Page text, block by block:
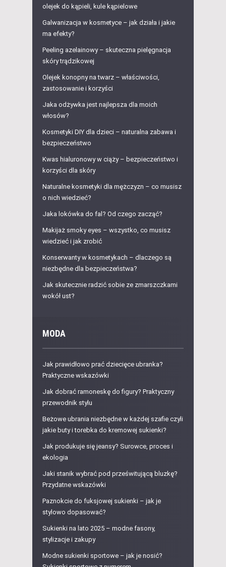
olejek do kąpieli, kule kąpielowe
Galwanizacja w kosmetyce – jak działa i jakie
ma efekty?
Peeling azelainowy – skuteczna pielęgnacja
skóry trądzikowej
Olejek konopny na twarz – właściwości,
zastosowanie i korzyści
Jaka odżywka jest najlepsza dla moich
włosów?
Kosmetyki DIY dla dzieci – naturalna zabawa i
bezpieczeństwo
Kwas hialuronowy w ciąży – bezpieczeństwo i
korzyści dla skóry
Naturalne kosmetyki dla mężczyzn – co musisz
o nich wiedzieć?
Jaka lokówka do fal? Od czego zacząć?
Makijaż smoky eyes – wszystko, co musisz
wiedzieć i jak zrobić
Konserwanty w kosmetykach – dlaczego są
niezbędne dla bezpieczeństwa?
Jak skutecznie radzić sobie ze zmarszczkami
wokół ust?
MODA
Jak prawidłowo prać dziecięce ubranka?
Praktyczne wskazówki
Jak dobrać ramoneskę do figury? Praktyczny
przewodnik stylu
Beżowe ubrania niezbędne w każdej szafie czyli
jakie buty i torebka do kremowej sukienki?
Jak produkuje się jeansy? Surowce, proces i
ekologia
Jaki stanik wybrać pod prześwitującą bluzkę?
Przydatne wskazówki
Paznokcie do fuksjowej sukienki – jak je
stylowo dopasować?
Sukienki na lato 2025 – modne fasony,
stylizacje i zakupy
Modne sukienki sportowe – jak je nosić?